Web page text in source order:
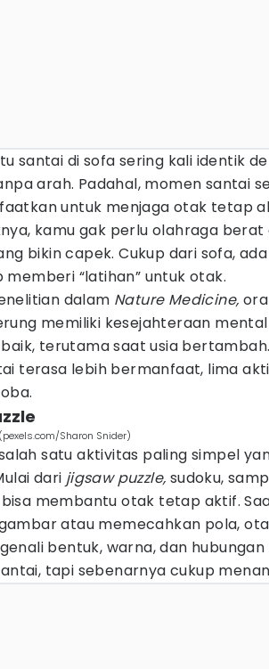
santai di sofa sering kali identik
arah. Padahal, momen santai
untuk menjaga otak tetap
kamu gak perlu olahraga
bikin capek. Cukup dari sofa,
“latihan” untuk otak.
dalam Nature Medicine,
memiliki kesejahteraan
terutama saat usia
terasa lebih bermanfaat, lima
Sharon Snider)
satu aktivitas paling simpel
dari jigsaw puzzle, sudoku,
membantu otak tetap aktif.
atau memecahkan pola,
bentuk, warna, dan
tapi sebenarnya cukup